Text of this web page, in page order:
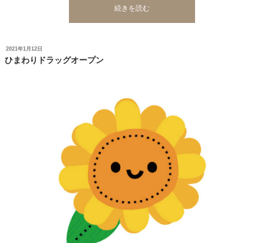
“OEM・
ご
紹
介”
の
続きを読む
投
稿
日:
2021年1月12日
ひまわりドラッグオープン